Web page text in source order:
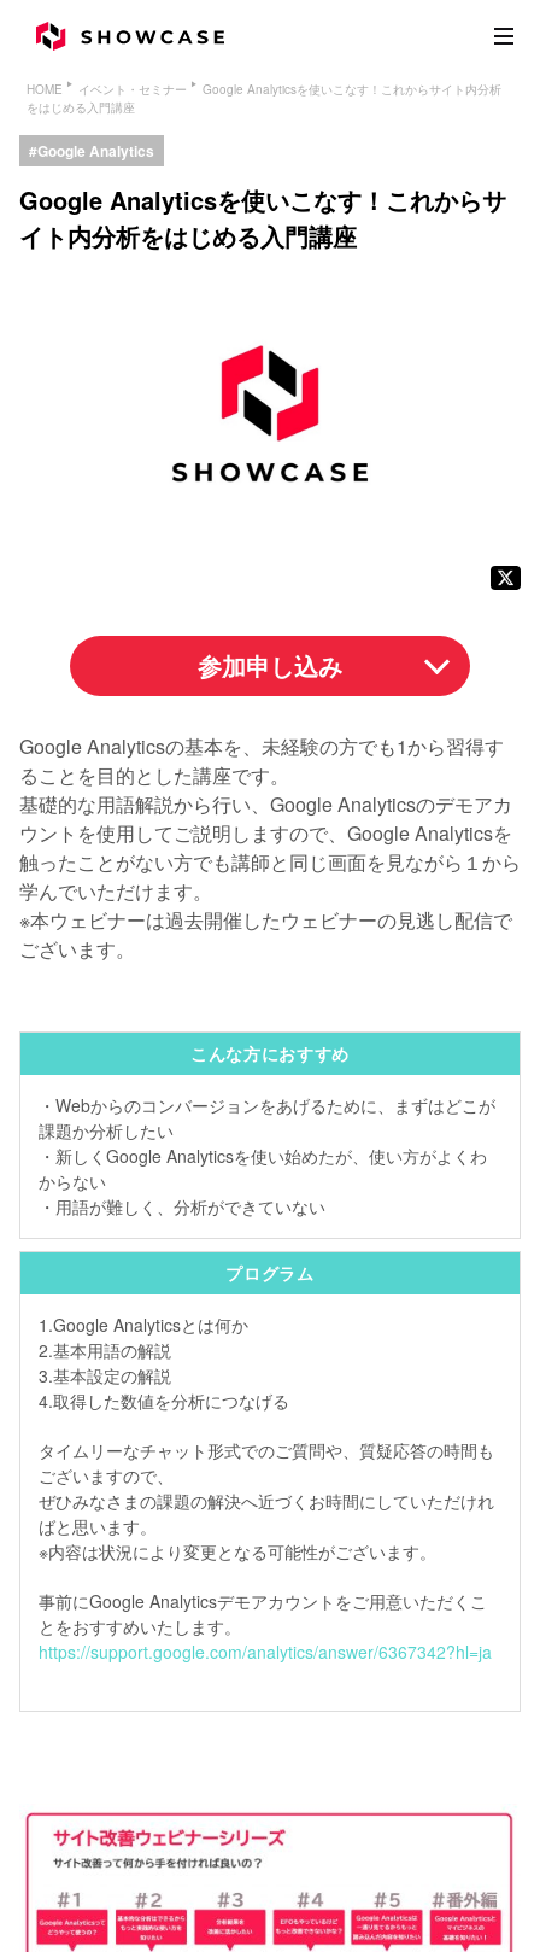
HOME イベント・セミナー
Google Analyticsを使いこなす！これからサイト内分析
をはじめる入門講座
Google Analytics
Google Analyticsを使いこなす！これからサ
イト内分析をはじめる入門講座
参加申し込み
Google Analyticsの基本を、未経験の方でも1から習得す
ることを目的とした講座です。
基礎的な用語解説から行い、Google Analyticsのデモアカ
ウントを使用してご説明しますので、Google Analyticsを
触ったことがない方でも講師と同じ画面を見ながら１から
学んでいただけます。
※本ウェビナーは過去開催したウェビナーの見逃し配信で
ございます。
こんな方におすすめ
・Webからのコンバージョンをあげるために、まずはどこが
課題か分析したい
・新しくGoogle Analyticsを使い始めたが、使い方がよくわ
からない
・用語が難しく、分析ができていない
プログラム
1.Google Analyticsとは何か
2.基本用語の解説
3.基本設定の解説
4.取得した数値を分析につなげる
タイムリーなチャット形式でのご質問や、質疑応答の時間も
ございますので、
ぜひみなさまの課題の解決へ近づくお時間にしていただけれ
ばと思います。
※内容は状況により変更となる可能性がございます。
事前にGoogle Analyticsデモアカウントをご用意いただくこ
とをおすすめいたします。
https://support.google.com/analytics/answer/6367342?hl=ja